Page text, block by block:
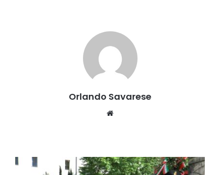
Orlando Savarese
Cava